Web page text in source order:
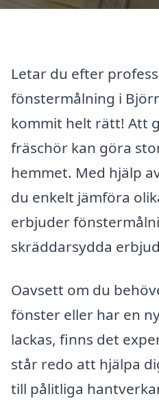
Letar du efter
fönstermålning i
kommit helt rätt! Att
fräschör kan göra
hemmet. Med hjälp
du enkelt jämföra
erbjuder
skräddarsydda
Oavsett om du
fönster eller har en
lackas, finns det
står redo att hjälpa
till pålitliga